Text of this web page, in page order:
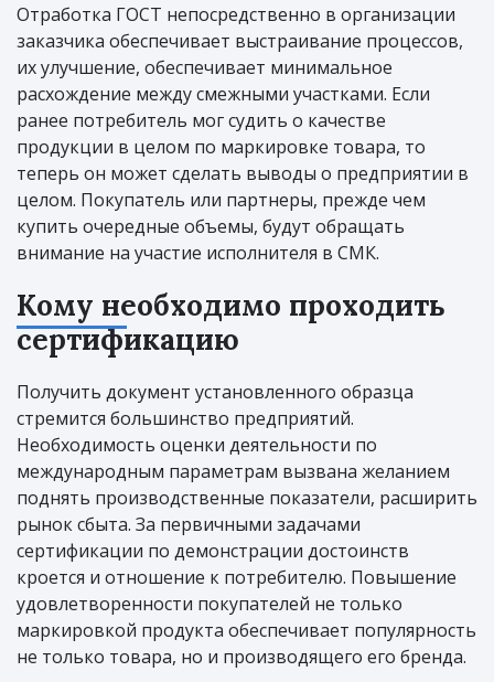
Отработка ГОСТ непосредственно в организации
заказчика обеспечивает выстраивание процессов,
их улучшение, обеспечивает минимальное
расхождение между смежными участками. Если
ранее потребитель мог судить о качестве
продукции в целом по маркировке товара, то
теперь он может сделать выводы о предприятии в
целом. Покупатель или партнеры, прежде чем
купить очередные объемы, будут обращать
внимание на участие исполнителя в СМК.
Кому необходимо проходить
сертификацию
Получить документ установленного образца
стремится большинство предприятий.
Необходимость оценки деятельности по
международным параметрам вызвана желанием
поднять производственные показатели, расширить
рынок сбыта. За первичными задачами
сертификации по демонстрации достоинств
кроется и отношение к потребителю. Повышение
удовлетворенности покупателей не только
маркировкой продукта обеспечивает популярность
не только товара, но и производящего его бренда.